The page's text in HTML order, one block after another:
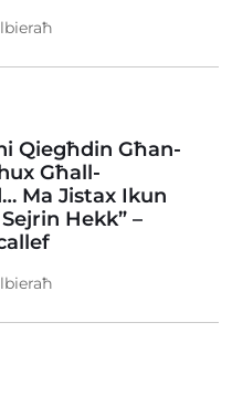
Qiegħdin Għan-
Għall-
Ma Jistax Ikun
Hekk” –